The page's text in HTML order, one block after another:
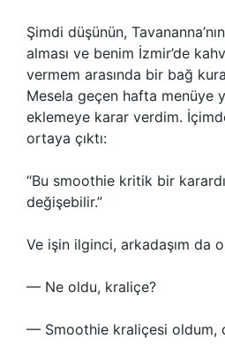
Şimdi düşünün,
alması ve benim İzmir’de
vermem arasında bir bağ
Mesela geçen hafta menüye
eklemeye karar verdim.
ortaya çıktı:
“Bu smoothie kritik bir
değişebilir.”
Ve işin ilginci, arkadaşım da
— Ne oldu, kraliçe?
— Smoothie kraliçesi oldum,